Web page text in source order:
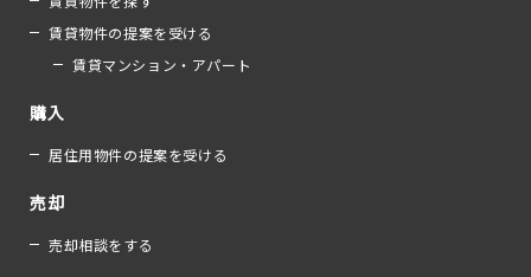
賃貸物件の提案を受ける
賃貸マンション・アパート
購入
居住用物件の提案を受ける
売却
売却相談をする